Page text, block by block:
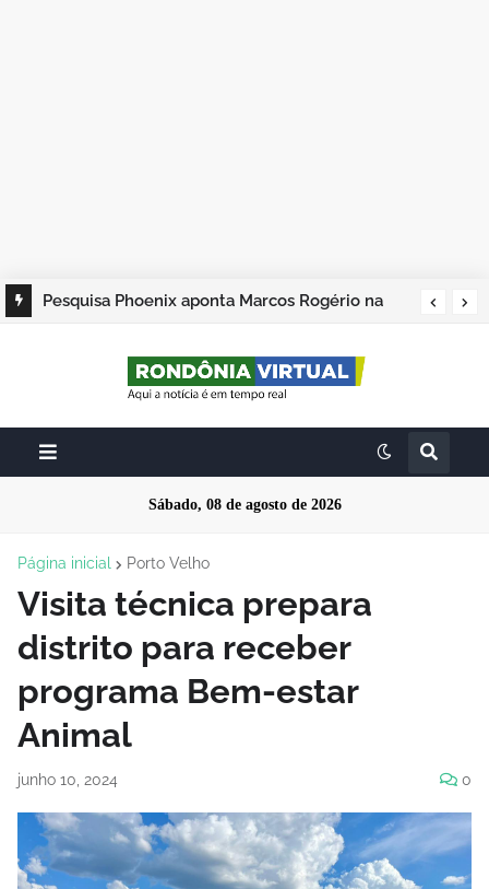
Pesquisa Phoenix aponta Marcos Rogério na
Samuel Costa completam os quatro primeiros
Sábado, 08 de agosto de 2026
Página inicial Porto Velho
Visita técnica prepara
distrito para receber
programa Bem-estar
Animal
junho 10, 2024 0